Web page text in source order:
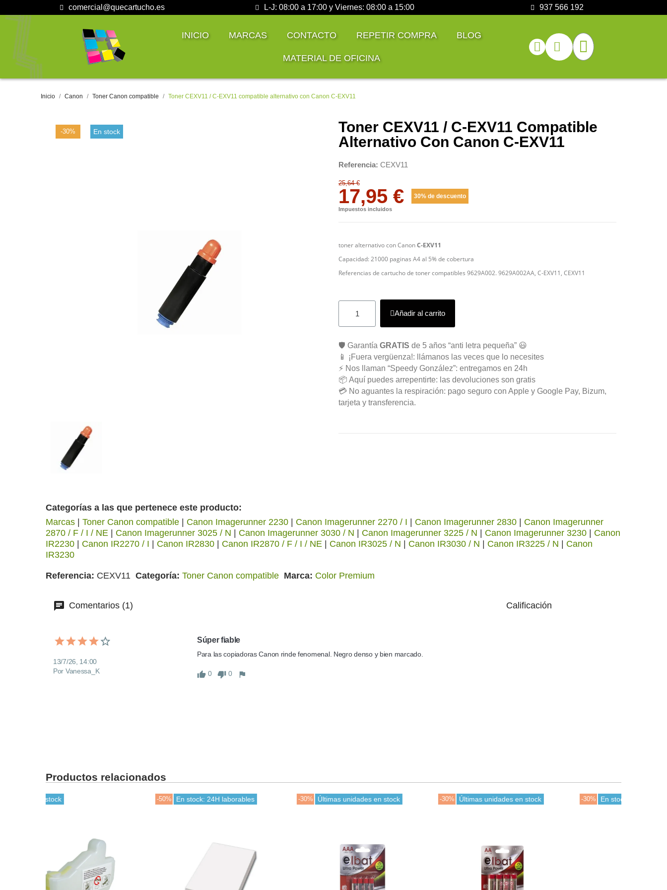
comercial@quecartucho.es L-J: 08:00 a 17:00 y Viernes: 08:00 a 15:00 937 566 192
INICIO MARCAS CONTACTO REPETIR COMPRA BLOG
MATERIAL DE OFICINA
Inicio Canon Toner Canon compatible Toner CEXV11 / C-EXV11 compatible alternativo con Canon C-EXV11
-30% En stock
Toner CEXV11 / C-EXV11 Compatible
Alternativo Con Canon C-EXV11
Referencia CEXV11
25,64 €
17,95 € 30% de descuento
Impuestos incluidos
toner alternativo con CanonC-EXV11
Capacidad: 21000 paginas A4 al 5% de cobertura
Referencias de cartucho de toner compatibles 9629A002. 9629A002AA, C-EXV11, CEXV11
Añadir al carrito
🛡️ Garantía GRATIS de 5 años “anti letra pequeña” 😃
📱 ¡Fuera vergüenza!: llámanos las veces que lo necesites
⚡ Nos llaman “Speedy González”: entregamos en 24h
📦 Aquí puedes arrepentirte: las devoluciones son gratis
💳 No aguantes la respiración: pago seguro con Apple y Google Pay, Bizum,
tarjeta y transferencia.
Categorías a las que pertenece este producto:
Marcas
Toner Canon compatible Canon Imagerunner 2230 Canon Imagerunner 2270 / I Canon Imagerunner 2830
Canon Imagerunner
2870 / F / I / NE
Canon Imagerunner 3025 / N Canon Imagerunner 3030 / N Canon Imagerunner 3225 / N Canon Imagerunner 3230
Canon
IR2230
Canon IR2270 / I Canon IR2830 Canon IR2870 / F / I / NE Canon IR3025 / N Canon IR3030 / N Canon IR3225 / N
Canon
IR3230
Referencia CEXV11 Categoría Toner Canon compatible Marca Color Premium
Comentarios (1) Calificación
13/7/26, 14:00
Por Vanessa_K
Súper fiable
Para las copiadoras Canon rinde fenomenal. Negro denso y bien marcado.
0 0
Productos relacionados
-50% -30% Últimas unidades en stock -30% Últimas unidades en stock -30% En stock